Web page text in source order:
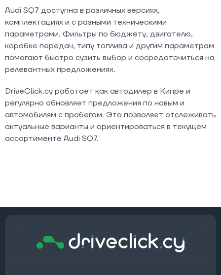
Audi SQ7 доступна в различных версиях,
комплектациях и с разными техническими
параметрами. Фильтры по бюджету, двигателю,
коробке передач, типу топлива и другим параметрам
помогают быстро сузить выбор и сосредоточиться на
релевантных предложениях.
DriveClick.cy работает как автодилер в Кипре и
регулярно обновляет предложения по новым и
автомобилям с пробегом. Это позволяет отслеживать
актуальные варианты и ориентироваться в текущем
ассортименте Audi SQ7.